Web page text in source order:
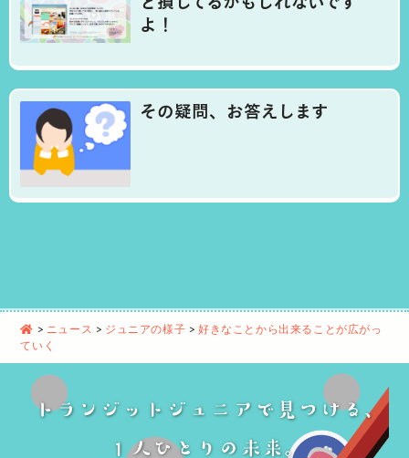
よ！
その疑問、お答えします
> ニュース > ジュニアの様子 >好きなことから出来ることが広がっ
ていく